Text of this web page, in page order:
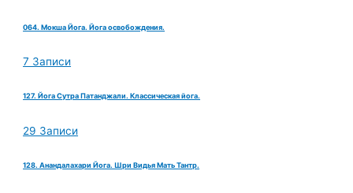
064. Мокша Йога. Йога освобождения.
7 Записи
127. Йога Сутра Патанджали. Классическая йога.
29 Записи
128. Анандалахари Йога. Шри Видья Мать Тантр.